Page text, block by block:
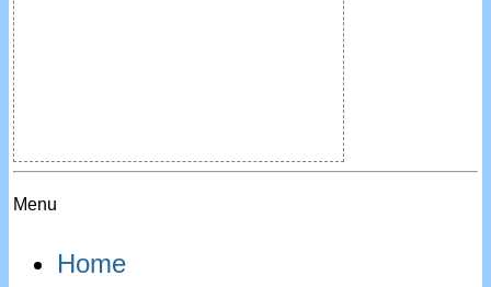
Menu
Home